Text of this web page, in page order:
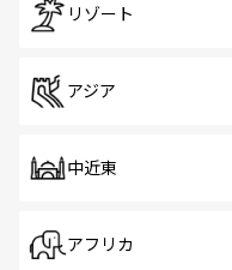
リゾート
アジア
中近東
アフリカ